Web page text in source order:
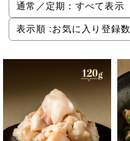
通常／定期： すべて表示
表示順 :お気に入り登録数